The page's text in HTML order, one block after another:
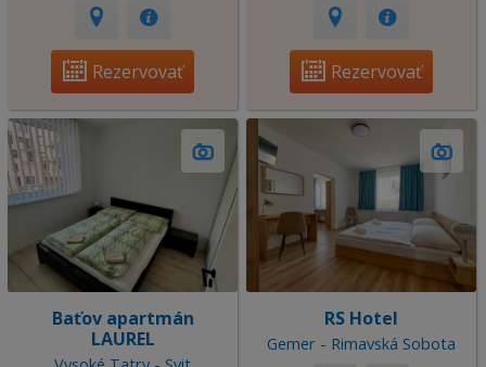
Rezervovať Rezervovať
Baťov apartmán
LAUREL
RS Hotel
Gemer - Rimavská Sobota